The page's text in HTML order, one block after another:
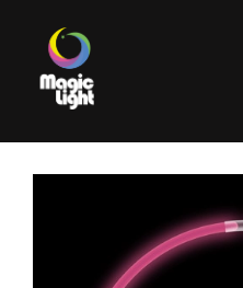
Produits